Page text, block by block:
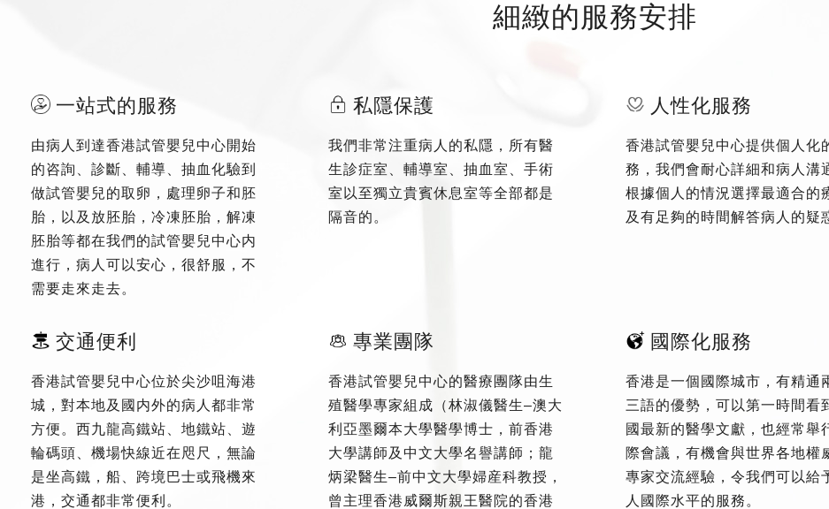
細緻的服務安排
一站式的服務
由病人到達香港試管嬰兒中心開始
的咨詢、診斷、輔導、抽血化驗到
做試管嬰兒的取卵，處理卵子和胚
胎，以及放胚胎，冷凍胚胎，解凍
胚胎等都在我們的試管嬰兒中心内
進行，病人可以安心，很舒服，不
需要走來走去。
私隱保護
我們非常注重病人的私隱，所有醫
生診症室、輔導室、抽血室、手術
室以至獨立貴賓休息室等全部都是
隔音的。
人性化服務
香港試管嬰兒中心提供個人化
務，我們會耐心詳細和病人溝
根據個人的情況選擇最適合的
及有足夠的時間解答病人的疑
交通便利
香港試管嬰兒中心位於尖沙咀海港
城，對本地及國内外的病人都非常
方便。西九龍高鐵站、地鐵站、遊
輪碼頭、機場快線近在咫尺，無論
是坐高鐵，船、跨境巴士或飛機來
港，交通都非常便利。
專業團隊
香港試管嬰兒中心的醫療團隊由生
殖醫學專家組成（林淑儀醫生–澳大
利亞墨爾本大學醫學博士，前香港
大學講師及中文大學名譽講師；龍
炳梁醫生–前中文大學婦産科教授，
曾主理香港威爾斯親王醫院的香港
國際化服務
香港是一個國際城市，有精通
三語的優勢，可以第一時間看
國最新的醫學文獻，也經常舉
際會議，有機會與世界各地權
專家交流經驗，令我們可以給
人國際水平的服務。